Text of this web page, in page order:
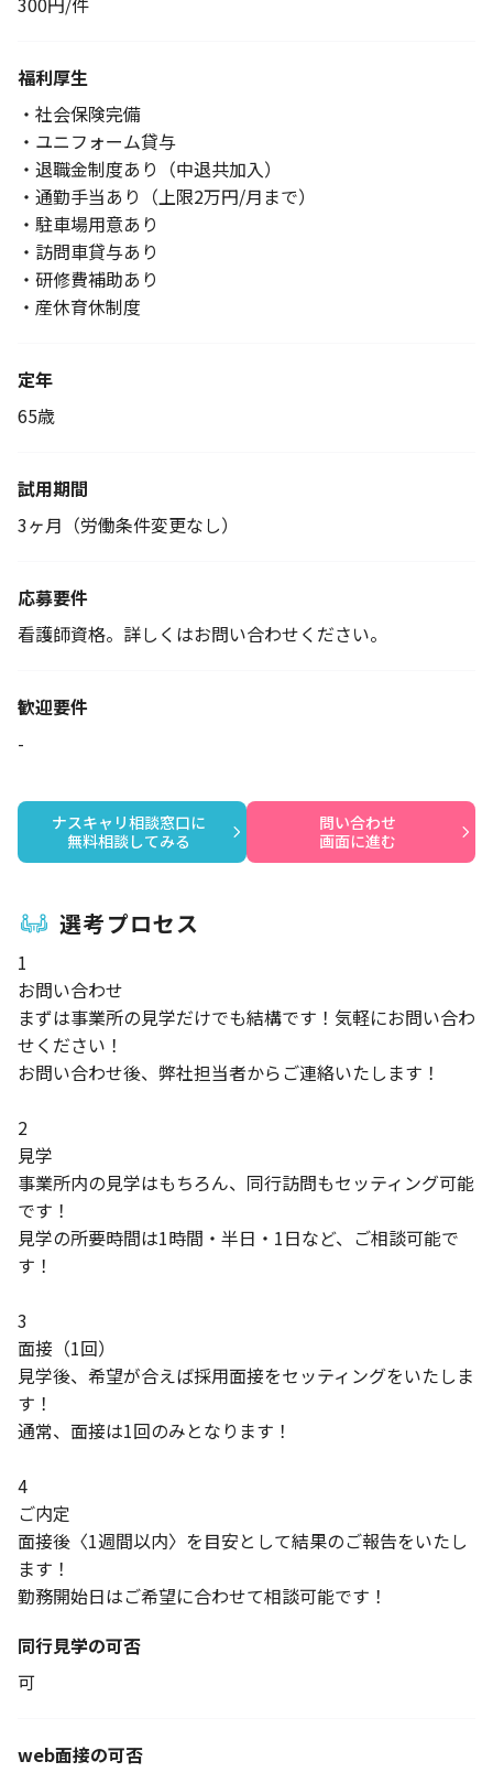
福利厚生
・社会保険完備
・ユニフォーム貸与
・退職金制度あり（中退共加入）
・通勤手当あり（上限2万円/月まで）
・駐車場用意あり
・訪問車貸与あり
・研修費補助あり
・産休育休制度
定年
65歳
試用期間
3ヶ月（労働条件変更なし）
応募要件
看護師資格。詳しくはお問い合わせください。
歓迎要件
-
ナスキャリ相談窓口に
無料相談してみる
問い合わせ
画面に進む
選考プロセス
1
お問い合わせ
まずは事業所の見学だけでも結構です！気軽にお問い合わ
せください！
お問い合わせ後、弊社担当者からご連絡いたします！
2
見学
事業所内の見学はもちろん、同行訪問もセッティング可能
です！
見学の所要時間は1時間・半日・1日など、ご相談可能で
す！
3
面接（1回）
見学後、希望が合えば採用面接をセッティングをいたしま
す！
通常、面接は1回のみとなります！
4
ご内定
面接後〈1週間以内〉を目安として結果のご報告をいたし
ます！
勤務開始日はご希望に合わせて相談可能です！
同行見学の可否
可
web面接の可否